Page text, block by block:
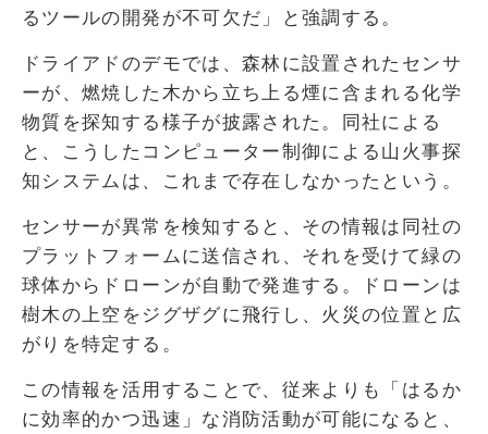
るツールの開発が不可欠だ」と強調する。
ドライアドのデモでは、森林に設置されたセンサ
ーが、燃焼した木から立ち上る煙に含まれる化学
物質を探知する様子が披露された。同社による
と、こうしたコンピューター制御による山火事探
知システムは、これまで存在しなかったという。
センサーが異常を検知すると、その情報は同社の
プラットフォームに送信され、それを受けて緑の
球体からドローンが自動で発進する。ドローンは
樹木の上空をジグザグに飛行し、火災の位置と広
がりを特定する。
この情報を活用することで、従来よりも「はるか
に効率的かつ迅速」な消防活動が可能になると、